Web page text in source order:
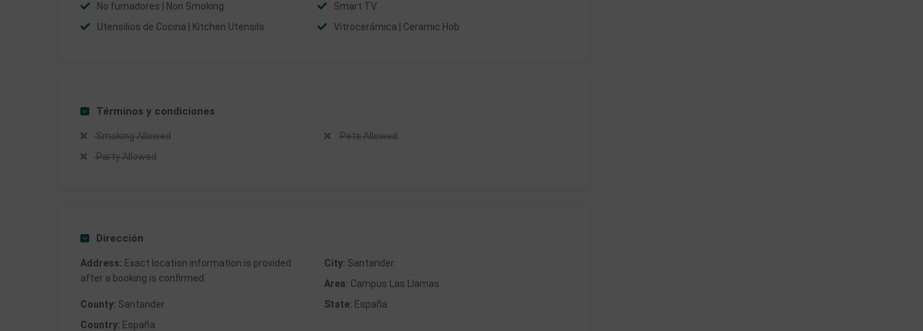
No fumadores | Non Smoking
Smart TV
Utensilios de Cocina | Kitchen Utensils
Vitrocerámica | Ceramic Hob
Términos y condiciones
Smoking Allowed
Pets Allowed
Party Allowed
Dirección
Address: Exact location information is provided
after a booking is confirmed.
City: Santander
Area: Campus Las Llamas
County: Santander State: España
Country: España